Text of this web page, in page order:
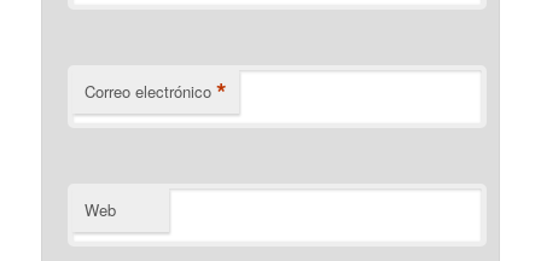
Correo electrónico *
Web